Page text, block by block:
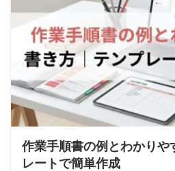
作業手順書の例とわかりや
レートで簡単作成